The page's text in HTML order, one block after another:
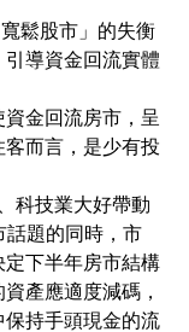
鬆股市」的失衡
導資金回流實體
金回流房市，呈
而言，是少有投
科技業大好帶動
話題的同時，市
下半年房市結構
產應適度減碼，
保持手頭現金的流